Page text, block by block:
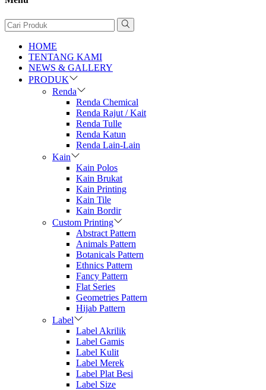
HOME
TENTANG KAMI
NEWS & GALLERY
PRODUK
Renda
Renda Chemical
Renda Rajut / Kait
Renda Tulle
Renda Katun
Renda Lain-Lain
Kain
Kain Polos
Kain Brukat
Kain Printing
Kain Tile
Kain Bordir
Custom Printing
Abstract Pattern
Animals Pattern
Botanicals Pattern
Ethnics Pattern
Fancy Pattern
Flat Series
Geometries Pattern
Hijab Pattern
Label
Label Akrilik
Label Gamis
Label Kulit
Label Merek
Label Plat Besi
Label Size